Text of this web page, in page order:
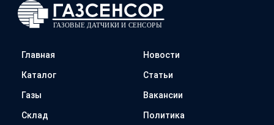
Главная
Каталог
Газы
Склад
Новости
Статьи
Вакансии
Политика